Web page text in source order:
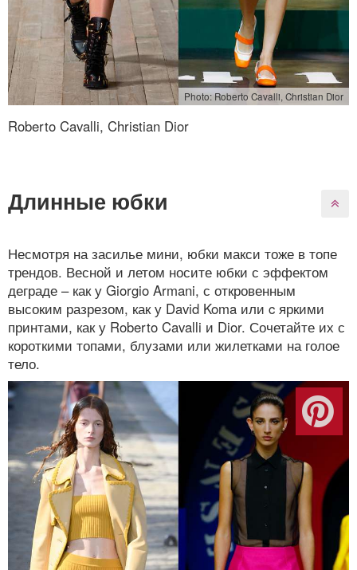
Photo: Roberto Cavalli, Christian Dior
Roberto Cavalli, Christian Dior
Длинные юбки
Несмотря на засилье мини, юбки макси тоже в топе
трендов. Весной и летом носите юбки с эффектом
деграде – как у Giorgio Armani, с откровенным
высоким разрезом, как у David Koma или c яркими
принтами, как у Roberto Cavalli и Dior. Сочетайте их с
короткими топами, блузами или жилетками на голое
тело.